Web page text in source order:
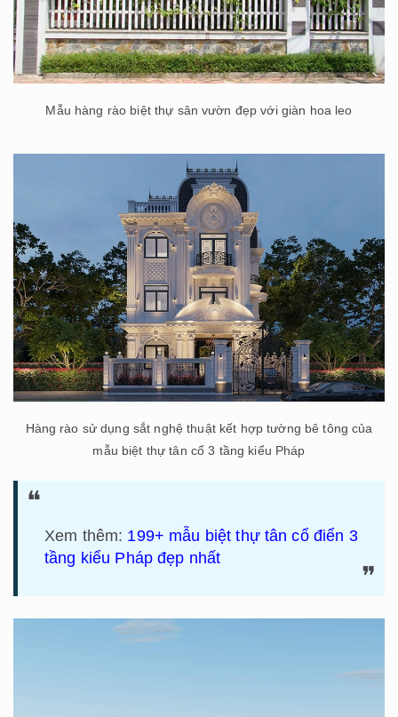
Mẫu hàng rào biệt thự sân vườn đẹp với giàn hoa leo
Hàng rào sử dụng sắt nghệ thuật kết hợp tường bê tông của
mẫu biệt thự tân cổ 3 tầng kiểu Pháp
Xem thêm: 199+ mẫu biệt thự tân cổ điển 3
tầng kiểu Pháp đẹp nhất